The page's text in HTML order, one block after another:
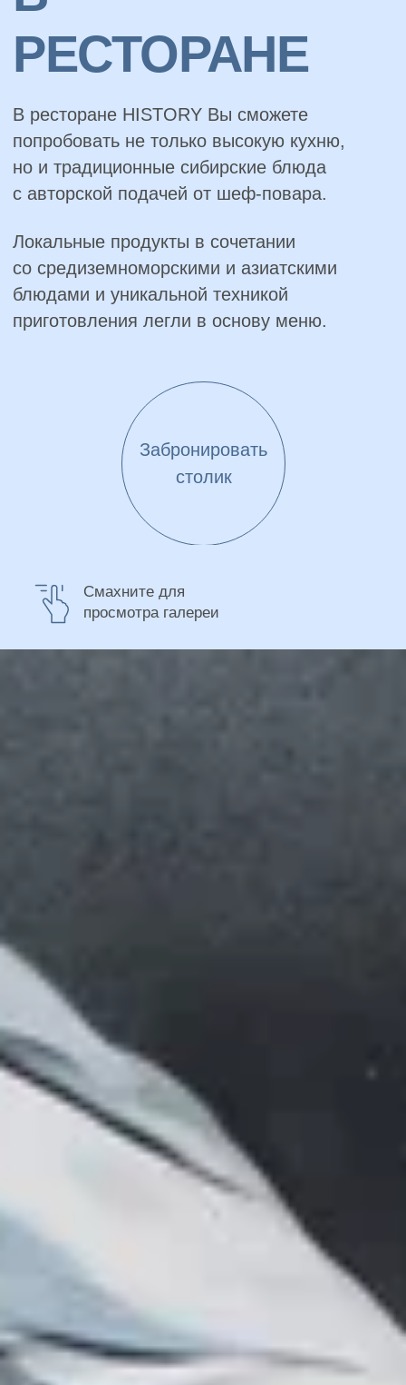
Забронировать
Локальные продукты в сочетании
со средиземноморскими и азиатскими
приготовления легли в основу меню.
но и традиционные сибирские блюда
Смахните для
просмотра галереи